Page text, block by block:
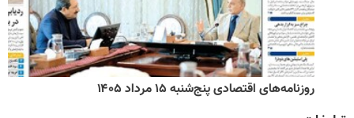
روزنامه‌های اقتصادی پنج‌شنبه ۱۵ مرداد ۱۴۰۵